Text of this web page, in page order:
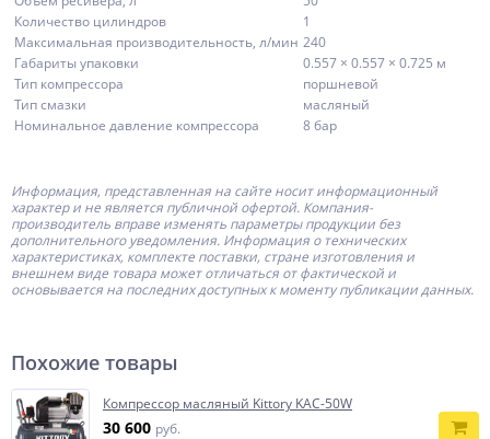
Количество цилиндров
1
Максимальная производительность, л/мин 240
Габариты упаковки
0.557 × 0.557 × 0.725 м
Тип компрессора
поршневой
Тип смазки
масляный
Номинальное давление компрессора
8 бар
Информация, представленная на сайте носит информационный
характер и не является публичной офертой. Компания-
производитель вправе изменять параметры продукции без
дополнительного уведомления. Информация о технических
характеристиках, комплекте поставки, стране изготовления и
внешнем виде товара может отличаться от фактической и
основывается на последних доступных к моменту публикации данных.
Похожие товары
Компрессор масляный Kittory KAC-50W
30 600 руб.